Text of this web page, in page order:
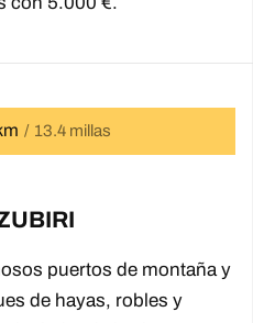
13.4 millas
puertos de montaña y
de hayas, robles y